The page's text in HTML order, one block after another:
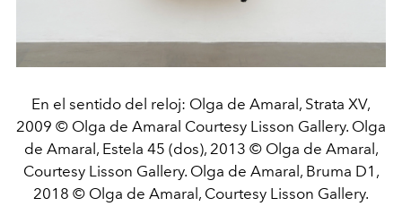
En el sentido del reloj: Olga de Amaral, Strata XV,
2009 © Olga de Amaral Courtesy Lisson Gallery. Olga
de Amaral, Estela 45 (dos), 2013 © Olga de Amaral,
Courtesy Lisson Gallery. Olga de Amaral, Bruma D1,
2018 © Olga de Amaral, Courtesy Lisson Gallery.